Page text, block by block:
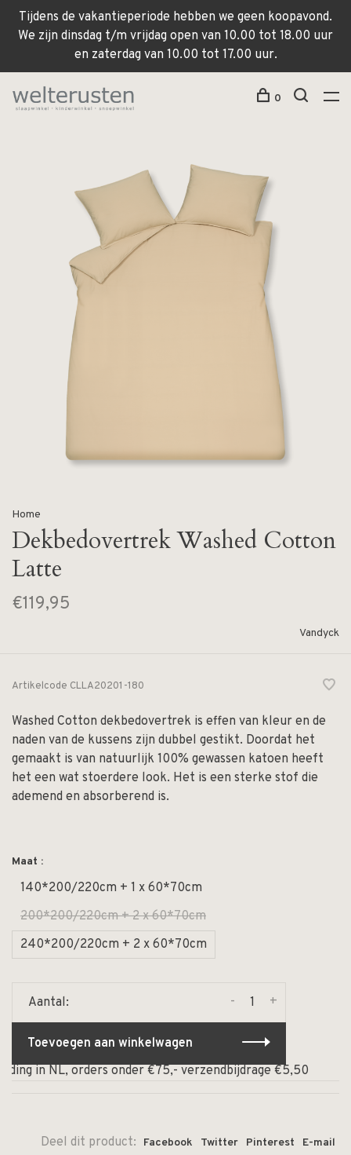
Tijdens de vakantieperiode hebben we geen koopavond.
We zijn dinsdag t/m vrijdag open van 10.00 tot 18.00 uur
en zaterdag van 10.00 tot 17.00 uur.
0
Home
Dekbedovertrek Washed Cotton
Latte
€119,95
Vandyck
Artikelcode CLLA20201-180
Washed Cotton dekbedovertrek is effen van kleur en de
naden van de kussens zijn dubbel gestikt. Doordat het
gemaakt is van natuurlijk 100% gewassen katoen heeft
het een wat stoerdere look. Het is een sterke stof die
ademend en absorberend is.
Maat :
140*200/220cm + 1 x 60*70cm
200*200/220cm + 2 x 60*70cm
240*200/220cm + 2 x 60*70cm
Aantal: +
-
Toevoegen aan winkelwagen
in NL, orders onder €75,- verzendbijdrage €5,50
Deel dit product: Facebook Twitter Pinterest E-mail